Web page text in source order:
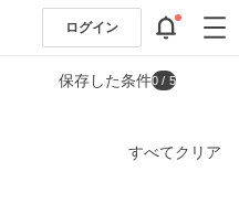
ログイン
保存した条件0 / 5
すべてクリア